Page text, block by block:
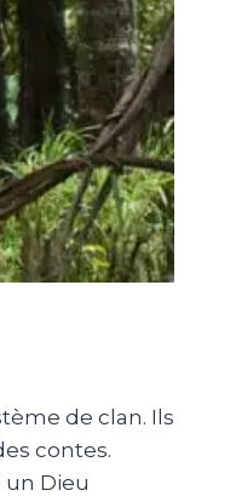
de clan. Ils
contes.
un Dieu